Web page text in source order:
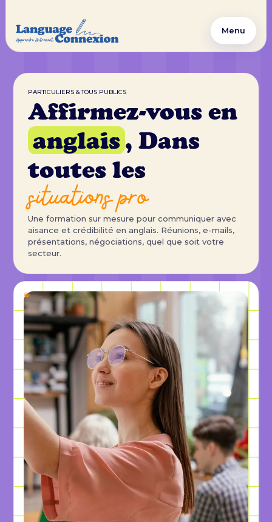
Menu
PARTICULIERS & TOUS PUBLICS
Affirmez-vous en
anglais , Dans
toutes les
situations pro
Une formation sur mesure pour communiquer avec
aisance et crédibilité en anglais. Réunions, e-mails,
présentations, négociations, quel que soit votre
secteur.